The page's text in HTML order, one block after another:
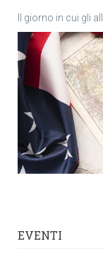
Il giorno in cui gli
EVENTI